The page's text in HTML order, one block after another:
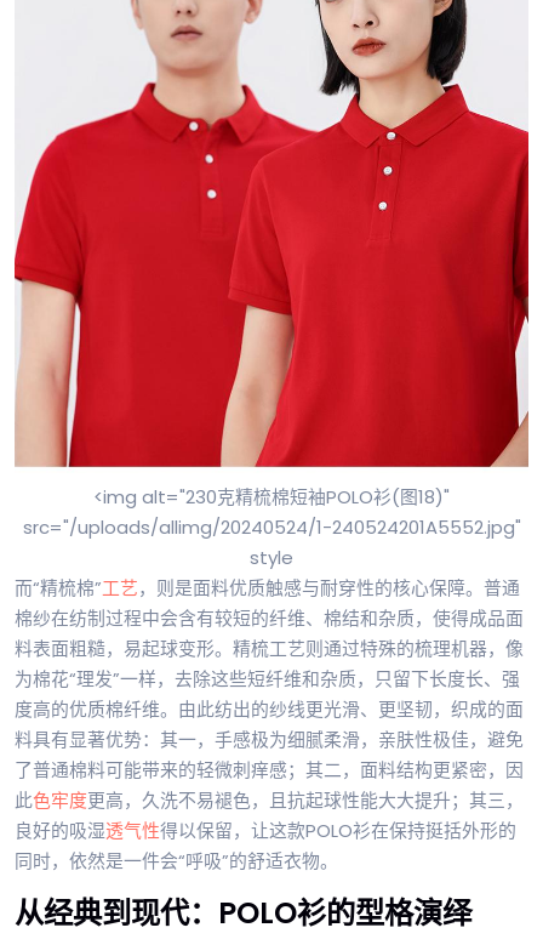
<img alt="230克精梳棉短袖POLO衫(图18)"
src="/uploads/allimg/20240524/1-240524201A5552.jpg"
style
而“精梳棉”工艺，则是面料优质触感与耐穿性的核心保障。普通
棉纱在纺制过程中会含有较短的纤维、棉结和杂质，使得成品面
料表面粗糙，易起球变形。精梳工艺则通过特殊的梳理机器，像
为棉花“理发”一样，去除这些短纤维和杂质，只留下长度长、强
度高的优质棉纤维。由此纺出的纱线更光滑、更坚韧，织成的面
料具有显著优势：其一，手感极为细腻柔滑，亲肤性极佳，避免
了普通棉料可能带来的轻微刺痒感；其二，面料结构更紧密，因
此色牢度更高，久洗不易褪色，且抗起球性能大大提升；其三，
良好的吸湿透气性得以保留，让这款POLO衫在保持挺括外形的
同时，依然是一件会“呼吸”的舒适衣物。
从经典到现代：POLO衫的型格演绎